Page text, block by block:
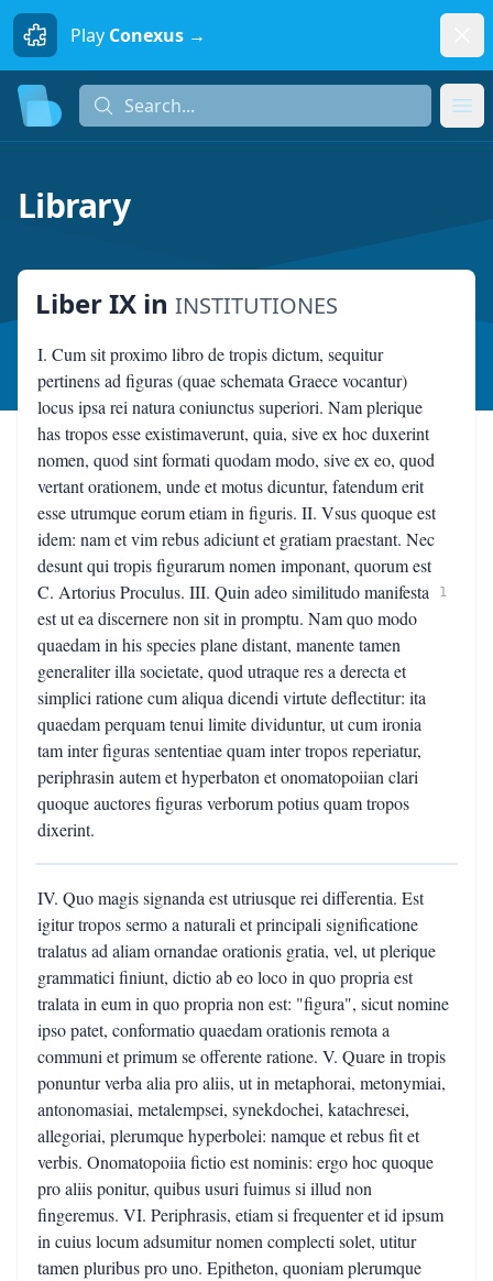
Play Conexus →
Search...
Library
Liber IX in INSTITUTIONES
I. Cum sit proximo libro de tropis dictum, sequitur
pertinens ad figuras (quae schemata Graece vocantur)
locus ipsa rei natura coniunctus superiori. Nam plerique
has tropos esse existimaverunt, quia, sive ex hoc duxerint
nomen, quod sint formati quodam modo, sive ex eo, quod
vertant orationem, unde et motus dicuntur, fatendum erit
esse utrumque eorum etiam in figuris. II. Vsus quoque est
idem: nam et vim rebus adiciunt et gratiam praestant. Nec
desunt qui tropis figurarum nomen imponant, quorum est
C. Artorius Proculus. III. Quin adeo similitudo manifesta
est ut ea discernere non sit in promptu. Nam quo modo
quaedam in his species plane distant, manente tamen
generaliter illa societate, quod utraque res a derecta et
simplici ratione cum aliqua dicendi virtute deflectitur: ita
quaedam perquam tenui limite dividuntur, ut cum ironia
tam inter figuras sententiae quam inter tropos reperiatur,
periphrasin autem et hyperbaton et onomatopoiian clari
quoque auctores figuras verborum potius quam tropos
dixerint.
1
IV. Quo magis signanda est utriusque rei differentia. Est
igitur tropos sermo a naturali et principali significatione
tralatus ad aliam ornandae orationis gratia, vel, ut plerique
grammatici finiunt, dictio ab eo loco in quo propria est
tralata in eum in quo propria non est: "figura", sicut nomine
ipso patet, conformatio quaedam orationis remota a
communi et primum se offerente ratione. V. Quare in tropis
ponuntur verba alia pro aliis, ut in metaphorai, metonymiai,
antonomasiai, metalempsei, synekdochei, katachresei,
allegoriai, plerumque hyperbolei: namque et rebus fit et
verbis. Onomatopoiia fictio est nominis: ergo hoc quoque
pro aliis ponitur, quibus usuri fuimus si illud non
fingeremus. VI. Periphrasis, etiam si frequenter et id ipsum
in cuius locum adsumitur nomen complecti solet, utitur
tamen pluribus pro uno. Epitheton, quoniam plerumque